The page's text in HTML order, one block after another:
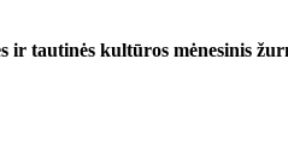
tautinės kultūros mėnesinis